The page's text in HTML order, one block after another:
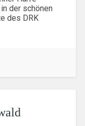
der schönen
des DRK